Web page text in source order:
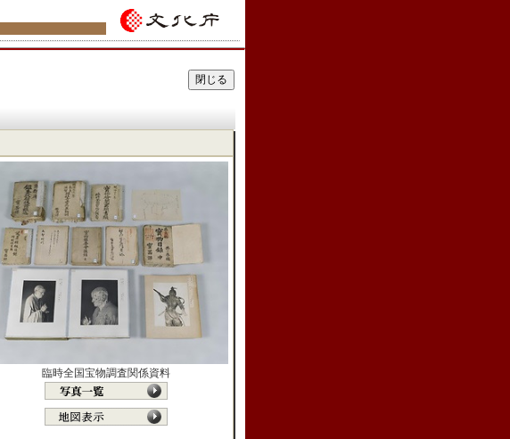
要文化財
臨時全国宝物調査関係資料